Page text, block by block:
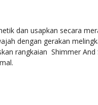
dan usapkan secara
dengan gerakan
rangkaian Shimmer And